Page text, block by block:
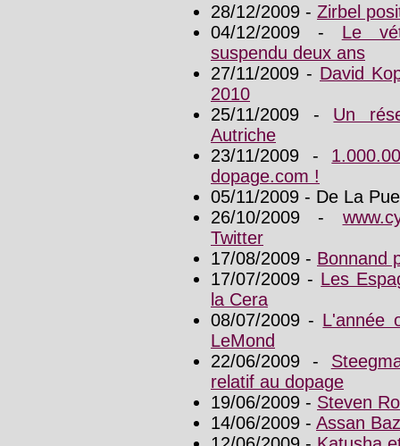
28/12/2009 - Zirbel
04/12/2009 - Le
suspendu deux ans
27/11/2009 - David
2010
25/11/2009 - Un
Autriche
23/11/2009 -
dopage.com !
05/11/2009 - De La
26/10/2009 -
Twitter
17/08/2009 - Bonnand
17/07/2009 - Les
la Cera
08/07/2009 - L'année
LeMond
22/06/2009 -
relatif au dopage
19/06/2009 - Steven
14/06/2009 - Assan